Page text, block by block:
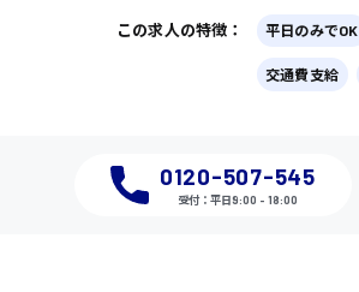
この求人の特徴： 平日のみでOK
交通費支給
0120-507-545
受付：平日9:00 - 18:00